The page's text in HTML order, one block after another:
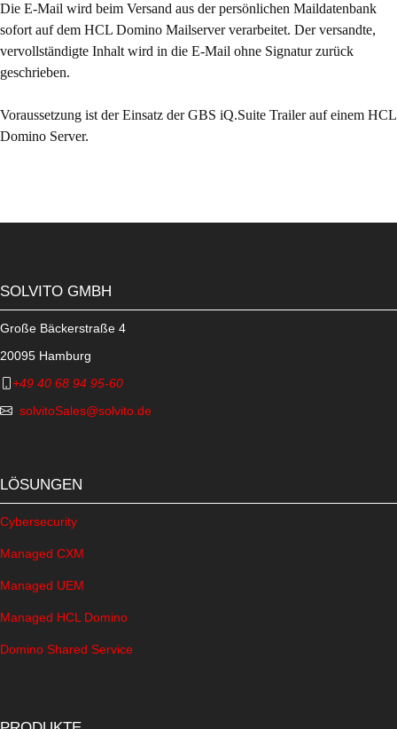
Die E-Mail wird beim Versand aus der persönlichen Maildatenbank
sofort auf dem HCL Domino Mailserver verarbeitet. Der versandte,
vervollständigte Inhalt wird in die E-Mail ohne Signatur zurück
geschrieben.
Voraussetzung ist der Einsatz der GBS iQ.Suite Trailer auf einem HCL
Domino Server.
SOLVITO GMBH
Große Bäckerstraße 4
20095 Hamburg
+49 40 68 94 95-60
solvitoSales@solvito.de
LÖSUNGEN
Cybersecurity
Managed CXM
Managed UEM
Managed HCL Domino
Domino Shared Service